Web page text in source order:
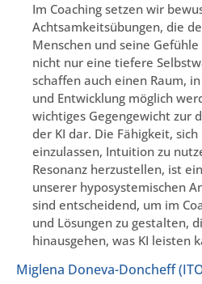
Im Coaching setzen wir
Achtsamkeitsübungen, die
Menschen und seine
nicht nur eine tiefere
schaffen auch einen Raum,
und Entwicklung möglich
wichtiges Gegengewicht zur
der KI dar. Die Fähigkeit,
einzulassen, Intuition zu
Resonanz herzustellen, ist
unserer hyposystemischen
sind entscheidend, um im
und Lösungen zu gestalten,
hinausgehen, was KI leisten
Miglena Doneva-Doncheff